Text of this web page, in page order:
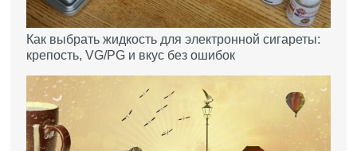
Как выбрать жидкость для электронной сигареты:
крепость, VG/PG и вкус без ошибок